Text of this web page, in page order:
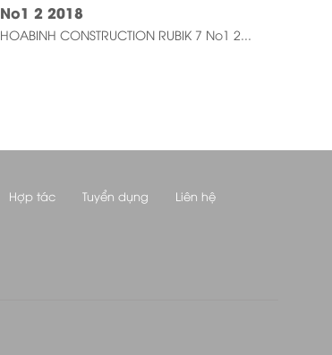
No1 2 2018
HOABINH CONSTRUCTION RUBIK 7 No1 2...
Hợp tác Tuyển dụng Liên hệ